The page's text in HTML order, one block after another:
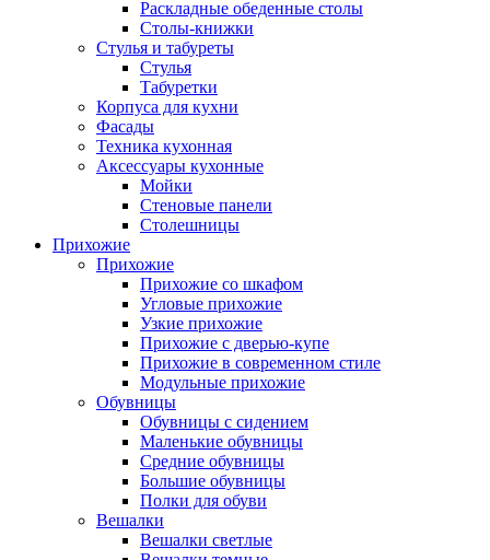
Раскладные обеденные столы
Столы-книжки
Стулья и табуреты
Стулья
Табуретки
Корпуса для кухни
Фасады
Техника кухонная
Аксессуары кухонные
Мойки
Стеновые панели
Столешницы
Прихожие
Прихожие
Прихожие со шкафом
Угловые прихожие
Узкие прихожие
Прихожие с дверью-купе
Прихожие в современном стиле
Модульные прихожие
Обувницы
Обувницы с сидением
Маленькие обувницы
Средние обувницы
Большие обувницы
Полки для обуви
Вешалки
Вешалки светлые